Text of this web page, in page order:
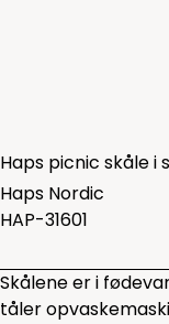
Haps picnic skåle i
Haps Nordic
HAP-31601
Skålene er i
tåler